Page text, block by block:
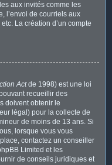
aux invités comme les
l’envoi de courriels aux
La création d’un compte
Actde 1998) est une loi
recueillir des
doivent obtenir le
légal) pour la collecte de
de moins de 13 ans. Si
lorsque vous vous
contactez un conseiller
Limited et les
de conseils juridiques et